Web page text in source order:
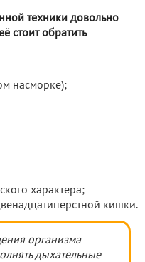
техники довольно
стоит обратить
насморке);
характера;
кишки.
организма
дыхательные